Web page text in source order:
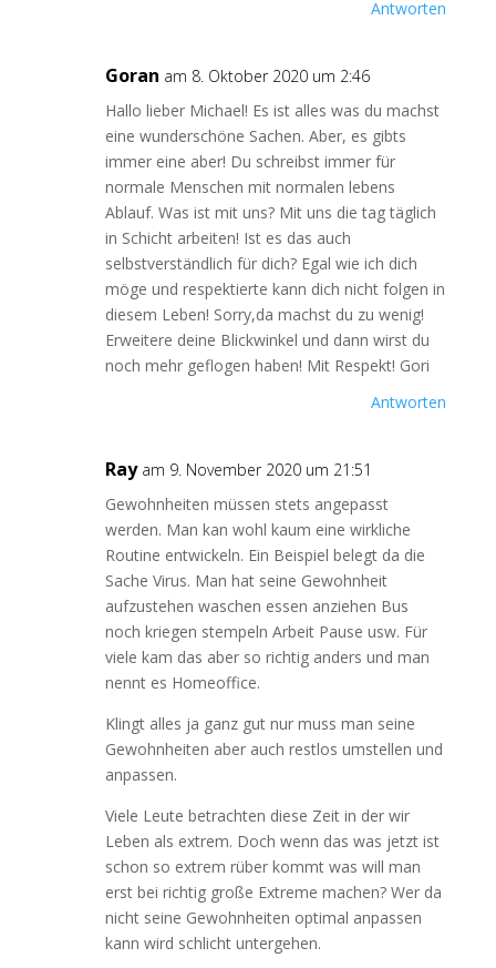
Antworten
Goran am 8. Oktober 2020 um 2:46
Hallo lieber Michael! Es ist alles was du machst
eine wunderschöne Sachen. Aber, es gibts
immer eine aber! Du schreibst immer für
normale Menschen mit normalen lebens
Ablauf. Was ist mit uns? Mit uns die tag täglich
in Schicht arbeiten! Ist es das auch
selbstverständlich für dich? Egal wie ich dich
möge und respektierte kann dich nicht folgen in
diesem Leben! Sorry,da machst du zu wenig!
Erweitere deine Blickwinkel und dann wirst du
noch mehr geflogen haben! Mit Respekt! Gori
Antworten
Ray am 9. November 2020 um 21:51
Gewohnheiten müssen stets angepasst
werden. Man kan wohl kaum eine wirkliche
Routine entwickeln. Ein Beispiel belegt da die
Sache Virus. Man hat seine Gewohnheit
aufzustehen waschen essen anziehen Bus
noch kriegen stempeln Arbeit Pause usw. Für
viele kam das aber so richtig anders und man
nennt es Homeoffice.
Klingt alles ja ganz gut nur muss man seine
Gewohnheiten aber auch restlos umstellen und
anpassen.
Viele Leute betrachten diese Zeit in der wir
Leben als extrem. Doch wenn das was jetzt ist
schon so extrem rüber kommt was will man
erst bei richtig große Extreme machen? Wer da
nicht seine Gewohnheiten optimal anpassen
kann wird schlicht untergehen.